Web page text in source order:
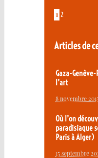
1 2
Articles de
Gaza-
l’art
8 novembre
Où l’on
paradisiaque
Paris à Alger)
15 septembre